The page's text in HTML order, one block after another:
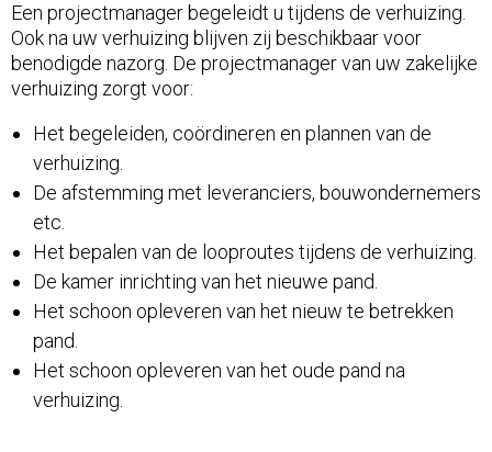
Een projectmanager begeleidt u tijdens de verhuizing.
Ook na uw verhuizing blijven zij beschikbaar voor
benodigde nazorg. De projectmanager van uw zakelijke
verhuizing zorgt voor:
Het begeleiden, coördineren en plannen van de
verhuizing.
De afstemming met leveranciers, bouwondernemers
etc.
Het bepalen van de looproutes tijdens de verhuizing.
De kamer inrichting van het nieuwe pand.
Het schoon opleveren van het nieuw te betrekken
pand.
Het schoon opleveren van het oude pand na
verhuizing.